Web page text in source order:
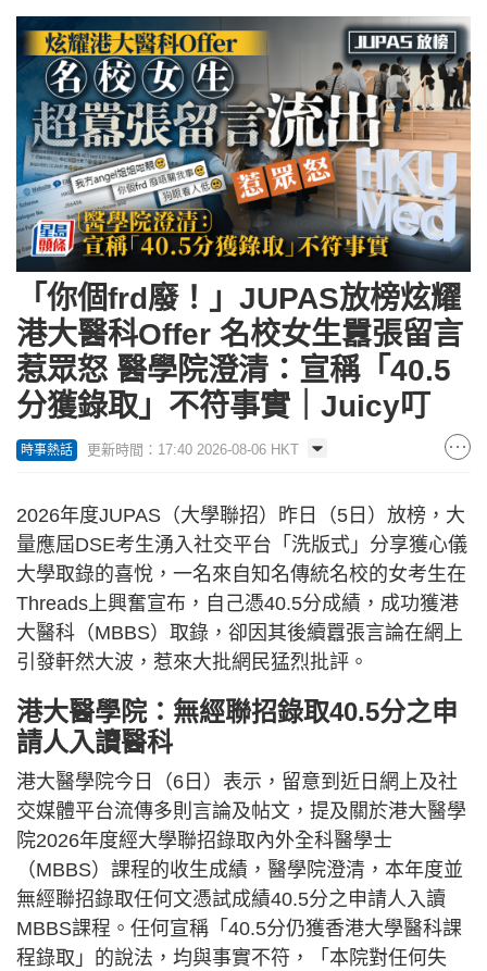
「你個frd廢！」JUPAS放榜炫耀
港大醫科Offer 名校女生囂張留言
惹眾怒 醫學院澄清：宣稱「40.5
分獲錄取」不符事實｜Juicy叮
時事熱話 更新時間：17:40 2026-08-06 HKT
2026年度JUPAS（大學聯招）昨日（5日）放榜，大
量應屆DSE考生湧入社交平台「洗版式」分享獲心儀
大學取錄的喜悅，一名來自知名傳統名校的女考生在
Threads上興奮宣布，自己憑40.5分成績，成功獲港
大醫科（MBBS）取錄，卻因其後續囂張言論在網上
引發軒然大波，惹來大批網民猛烈批評。
港大醫學院：無經聯招錄取40.5分之申
請人入讀醫科
港大醫學院今日（6日）表示，留意到近日網上及社
交媒體平台流傳多則言論及帖文，提及關於港大醫學
院2026年度經大學聯招錄取內外全科醫學士
（MBBS）課程的收生成績，醫學院澄清，本年度並
無經聯招錄取任何文憑試成績40.5分之申請人入讀
MBBS課程。任何宣稱「40.5分仍獲香港大學醫科課
程錄取」的說法，均與事實不符，「本院對任何失